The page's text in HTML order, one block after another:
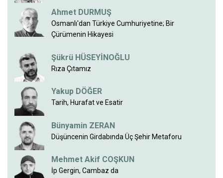
Ahmet DURMUŞ
Osmanlı'dan Türkiye Cumhuriyetine; Bir
Çürümenin Hikayesi
Şükrü HÜSEYİNOĞLU
Rıza Çıtamız
Yakup DÖĞER
Tarih, Hurafat ve Esatir
Bünyamin ZERAN
Düşüncenin Girdabında Üç Şehir Metaforu
Mehmet Akif COŞKUN
İp Gergin, Cambaz da